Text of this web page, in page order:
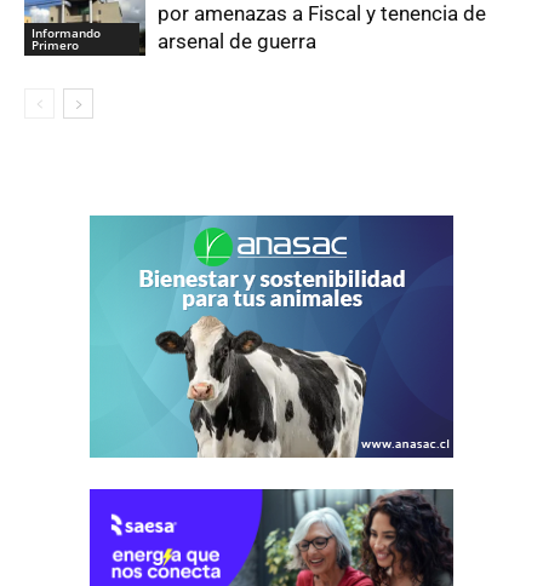
Informando
Primero
por amenazas a Fiscal y tenencia de
arsenal de guerra